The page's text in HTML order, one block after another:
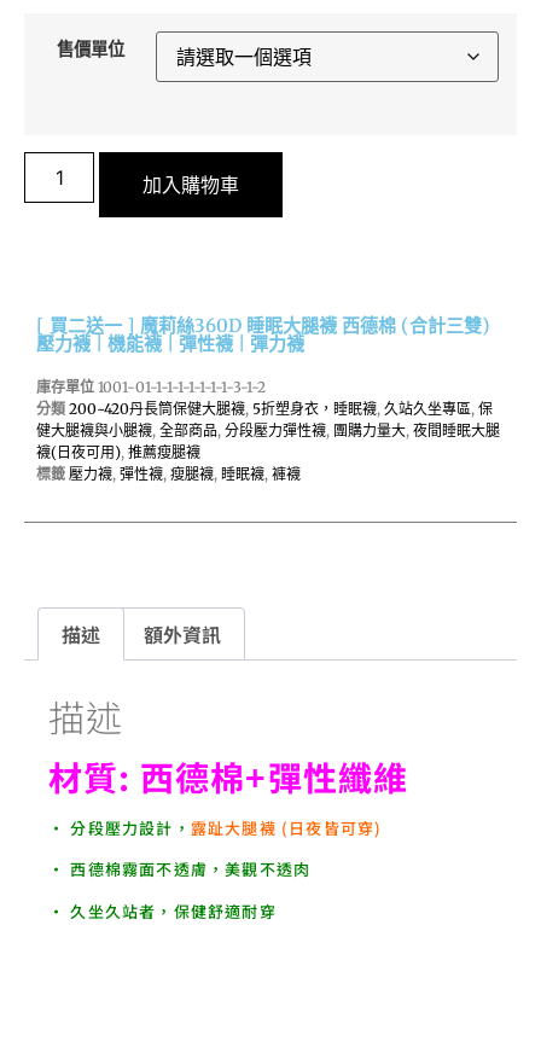
售價單位
加入購物車
[ 買二送一 ] 魔莉絲360D 睡眠大腿襪 西德棉 (合計三雙)
壓力襪 | 機能襪 | 彈性襪 | 彈力襪
庫存單位 1001-01-1-1-1-1-1-1-1-3-1-2
分類 200~420丹長筒保健大腿襪, 5折塑身衣，睡眠襪, 久站久坐專區, 保
健大腿襪與小腿襪, 全部商品, 分段壓力彈性襪, 團購力量大, 夜間睡眠大腿
襪(日夜可用), 推薦瘦腿襪
標籤 壓力襪, 彈性襪, 瘦腿襪, 睡眠襪, 褲襪
描述 額外資訊
描述
材質: 西德棉+彈性纖維
• 分段壓力設計， 露趾大腿襪 (日夜皆可穿)
• 西德棉霧面不透膚，美觀不透肉
• 久坐久站者，保健舒適耐穿